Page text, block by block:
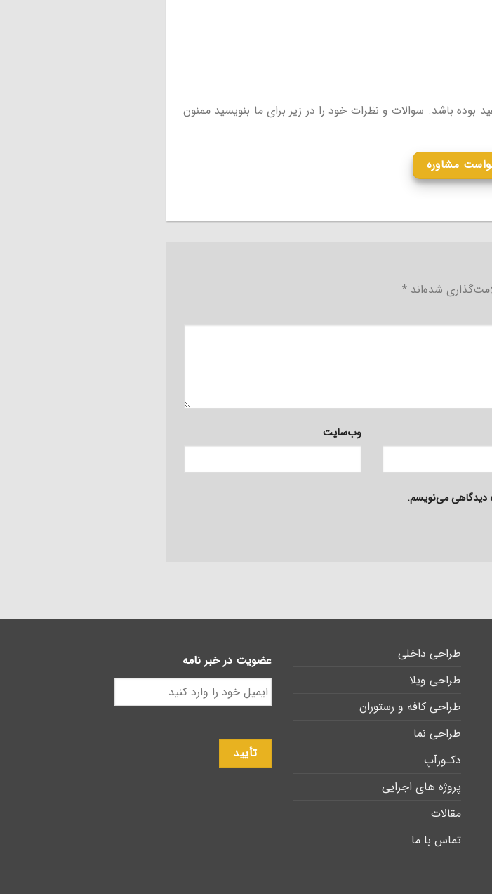
باشد. سوالات و نظرات خود را در زیر برای ما بنویسید ممنون
مشاوره
شده‌اند *
وب‌سایت
دیدگاهی می‌نویسم.
طراحی داخلی
طراحی ویلا
طراحی کافه و رستوران
طراحی نما
دکـورآپ
پروژه های اجرایی
مقالات
تماس با ما
عضویت در خبر نامه